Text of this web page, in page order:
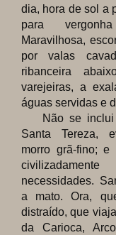
dia, hora de sol a
para
Maravilhosa,
por valas
ribanceira
varejeiras, a
águas servidas e
Não se inclui
Santa Tereza,
morro grã-fino; e
necessidades.
a mato. Ora,
distraído, que
da Carioca,